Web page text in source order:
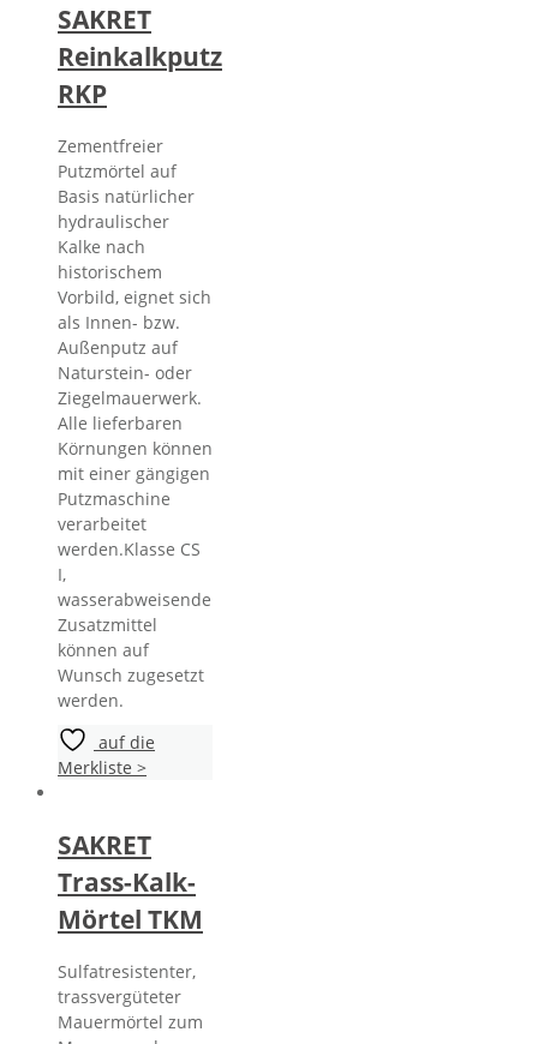
SAKRET
Reinkalkputz
RKP
Zementfreier
Putzmörtel auf
Basis natürlicher
hydraulischer
Kalke nach
historischem
Vorbild, eignet sich
als Innen- bzw.
Außenputz auf
Naturstein- oder
Ziegelmauerwerk.
Alle lieferbaren
Körnungen können
mit einer gängigen
Putzmaschine
verarbeitet
werden.Klasse CS
I,
wasserabweisende
Zusatzmittel
können auf
Wunsch zugesetzt
werden.
auf die
Merkliste >
SAKRET
Trass-Kalk-
Mörtel TKM
Sulfatresistenter,
trassvergüteter
Mauermörtel zum